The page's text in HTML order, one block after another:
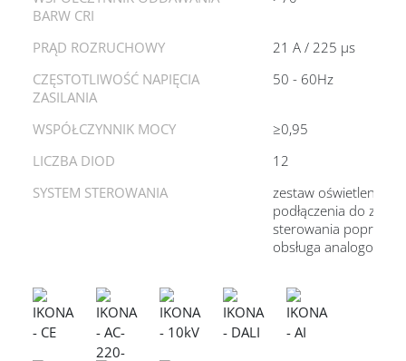
BARW CRI
PRĄD ROZRUCHOWY
21 A / 225 µs
CZĘSTOTLIWOŚĆ NAPIĘCIA
ZASILANIA
50 - 60Hz
WSPÓŁCZYNNIK MOCY
≥0,95
LICZBA DIOD
12
SYSTEM STEROWANIA
zestaw
podłączenia do
sterowania poprzez
obsługa